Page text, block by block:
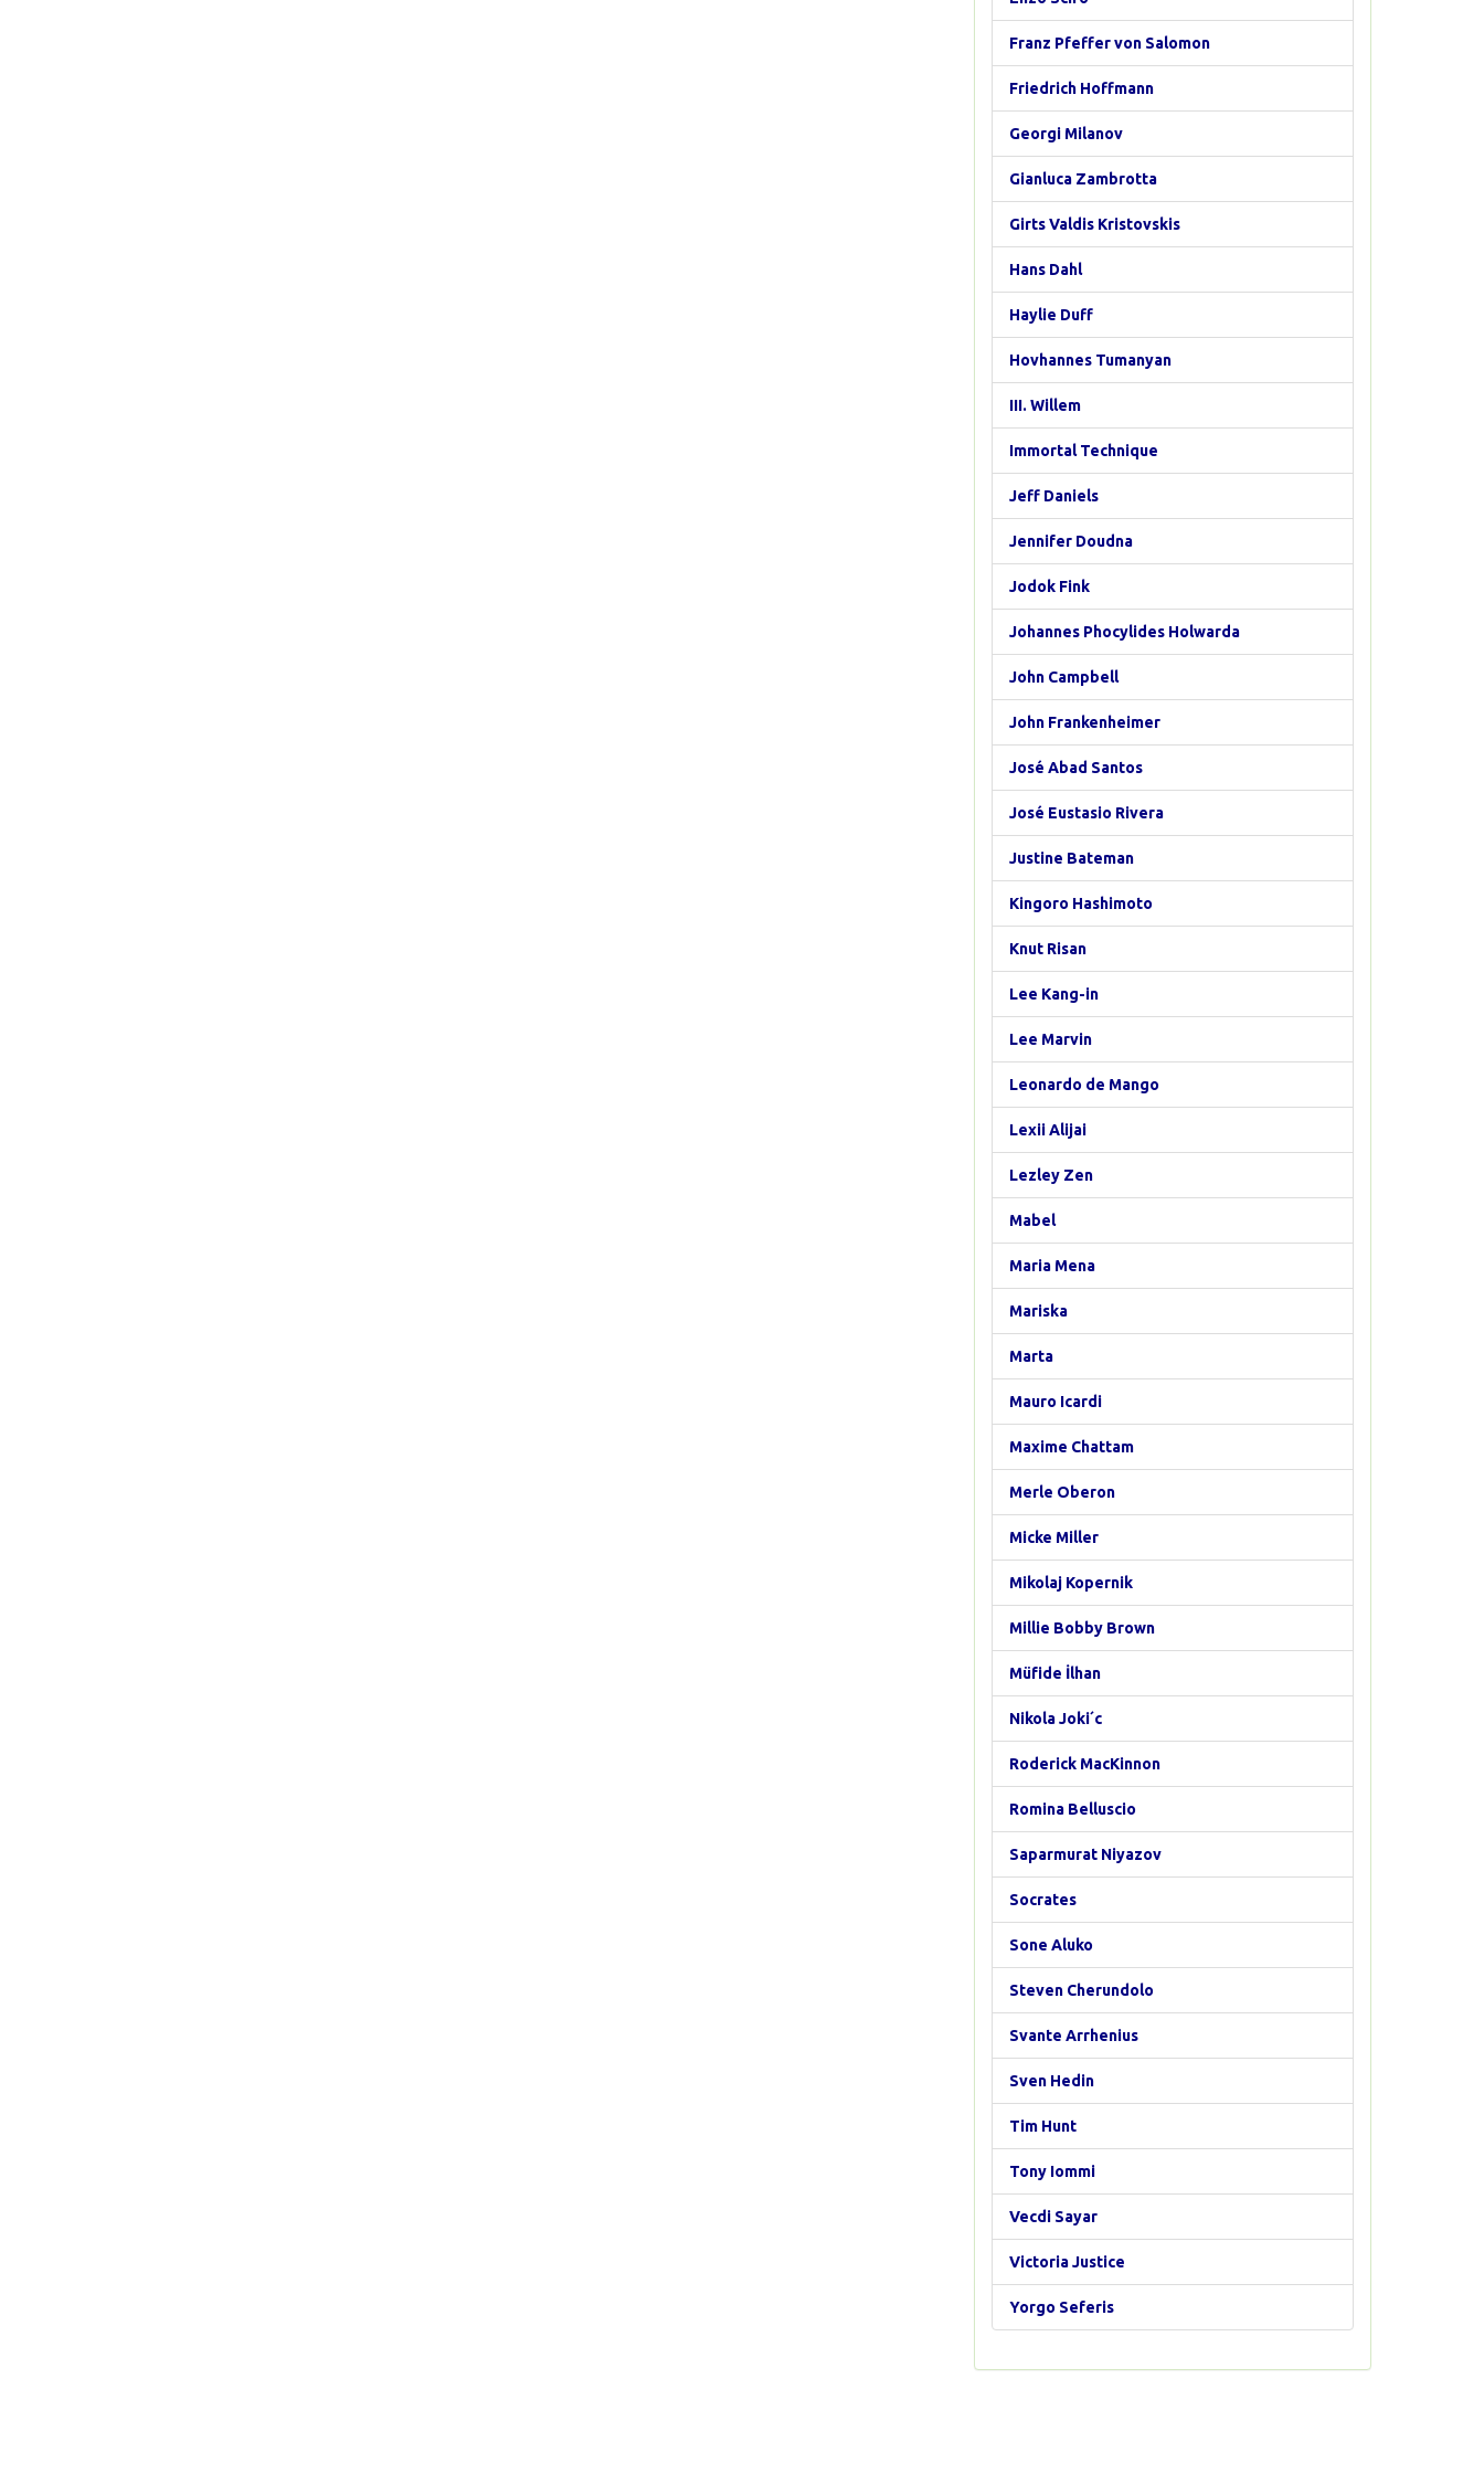
Franz Pfeffer von Salomon
Friedrich Hoffmann
Georgi Milanov
Gianluca Zambrotta
Girts Valdis Kristovskis
Hans Dahl
Haylie Duff
Hovhannes Tumanyan
III. Willem
Immortal Technique
Jeff Daniels
Jennifer Doudna
Jodok Fink
Johannes Phocylides Holwarda
John Campbell
John Frankenheimer
José Abad Santos
José Eustasio Rivera
Justine Bateman
Kingoro Hashimoto
Knut Risan
Lee Kang-in
Lee Marvin
Leonardo de Mango
Lexii Alijai
Lezley Zen
Mabel
Maria Mena
Mariska
Marta
Mauro Icardi
Maxime Chattam
Merle Oberon
Micke Miller
Mikolaj Kopernik
Millie Bobby Brown
Müfide İlhan
Nikola Joki´c
Roderick MacKinnon
Romina Belluscio
Saparmurat Niyazov
Socrates
Sone Aluko
Steven Cherundolo
Svante Arrhenius
Sven Hedin
Tim Hunt
Tony Iommi
Vecdi Sayar
Victoria Justice
Yorgo Seferis